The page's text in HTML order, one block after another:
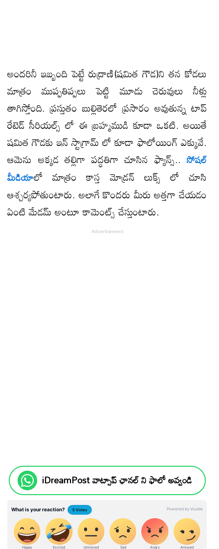
అందరినీ ఇబ్బంది పెట్టే రుద్రాణి(షమిత గౌడ)ని తన కోడలు
మాత్రం ముప్పతిప్పలు పెట్టి మూడు చెరువులు నీళ్లు
తాగిస్తోంది. ప్రస్తుతం బుల్లితెరలో ప్రసారం అవుతున్న టాప్
రేటెడ్ సీరియల్స్ లో ఈ బ్రహ్మముడి కూడా ఒకటి. అయితే
షమిత గౌడకు ఇన్ స్టాగ్రామ్ లో కూడా ఫాలోయింగ్ ఎక్కువే.
ఆమెను అక్కడ తల్లిగా పద్ధతిగా చూసిన ఫ్యాన్స్.. సోషల్
మీడియాలో మాత్రం కాస్త మోడ్రన్ లుక్స్ లో చూసి
ఆశ్చర్యపోతుంటారు. అలాగే కొందరు మీరు అత్తగా చేయడం
ఏంటి మేడమ్ అంటూ కామెంట్స్ చేస్తుంటారు.
iDreamPost వాట్సాప్ ఛానల్ ని ఫాలో అవ్వండి